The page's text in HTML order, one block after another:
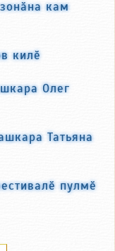
кам
килӗ
Олег
Татьяна
пулмӗ